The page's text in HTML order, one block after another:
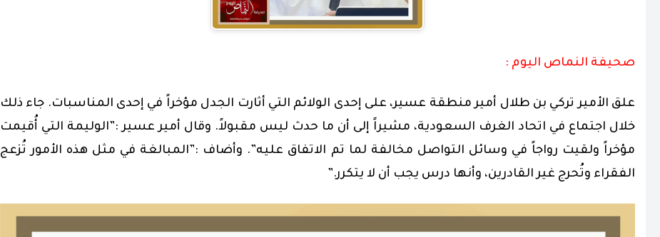
صحيفة النماص اليوم :
علق الأمير تركي بن طلال أمير منطقة عسير، على إحدى الولائم التي أثارت الجدل مؤخراً في إحدى المناسبات. جاء ذلك
خلال اجتماع في اتحاد الغرف السعودية، مشيراً إلى أن ما حدث ليس مقبولاً. وقال أمير عسير :”الوليمة التي أُقيمت
مؤخراً ولقيت رواجاً في وسائل التواصل مخالفة لما تم الاتفاق عليه”. وأضاف :”المبالغة في مثل هذه الأمور تُزعج
الفقراء وتُحرج غير القادرين، وأنها درس يجب أن لا يتكرر.”